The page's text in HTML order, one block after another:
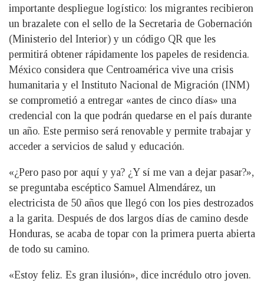
importante despliegue logístico: los migrantes recibieron
un brazalete con el sello de la Secretaria de Gobernación
(Ministerio del Interior) y un código QR que les
permitirá obtener rápidamente los papeles de residencia.
México considera que Centroamérica vive una crisis
humanitaria y el Instituto Nacional de Migración (INM)
se comprometió a entregar «antes de cinco días» una
credencial con la que podrán quedarse en el país durante
un año. Este permiso será renovable y permite trabajar y
acceder a servicios de salud y educación.
«¿Pero paso por aquí y ya? ¿Y sí me van a dejar pasar?»,
se preguntaba escéptico Samuel Almendárez, un
electricista de 50 años que llegó con los pies destrozados
a la garita. Después de dos largos días de camino desde
Honduras, se acaba de topar con la primera puerta abierta
de todo su camino.
«Estoy feliz. Es gran ilusión», dice incrédulo otro joven.